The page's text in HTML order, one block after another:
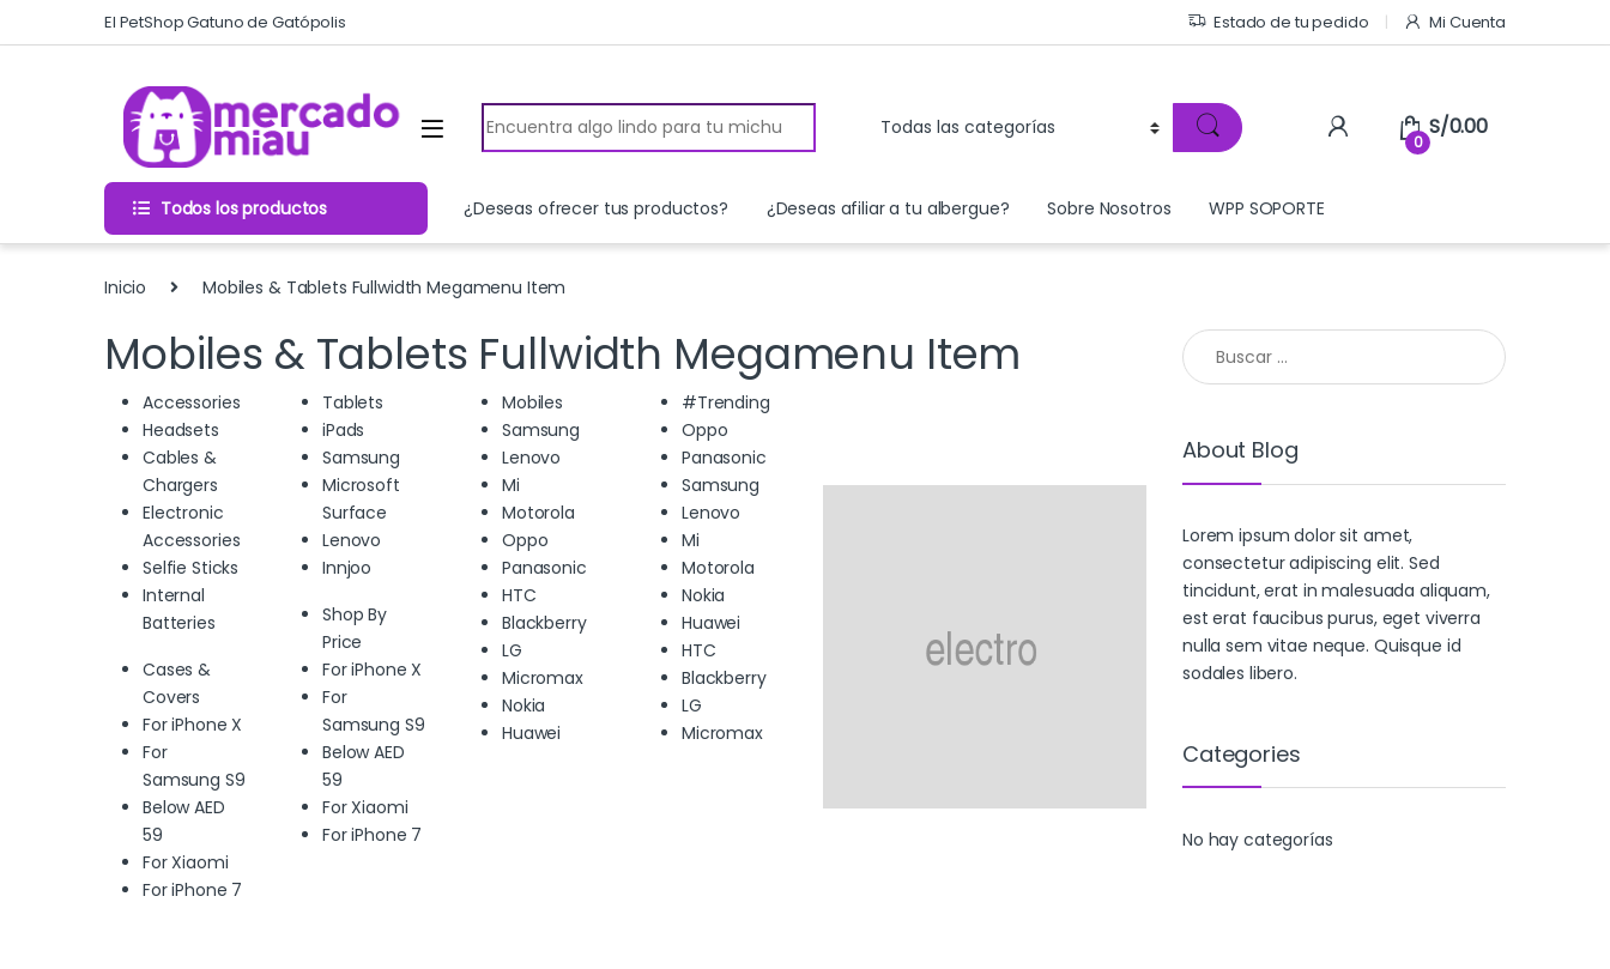
Skip to navigation
Skip to contentEl PetShop Gatuno de Gatópolis Estado de tu pedido Mi Cuenta
Search for:
0
S/0.00
Todos los productos ¿Deseas ofrecer tus productos? ¿Deseas afiliar a tu albergue? Sobre Nosotros WPP SOPORTE
Inicio Mobiles & Tablets Fullwidth Megamenu Item
Mobiles & Tablets Fullwidth Megamenu Item
Accessories
Headsets
Cables &
Chargers
Electronic
Accessories
Selfie Sticks
Internal
Batteries
Cases &
Covers
For iPhone X
For
Samsung S9
Below AED
59
For Xiaomi
For iPhone 7
Tablets
iPads
Samsung
Microsoft
Surface
Lenovo
Innjoo
Shop By
Price
For iPhone X
For
Samsung S9
Below AED
59
For Xiaomi
For iPhone 7
Mobiles
Samsung
Lenovo
Mi
Motorola
Oppo
Panasonic
HTC
Blackberry
LG
Micromax
Nokia
Huawei
#Trending
Oppo
Panasonic
Samsung
Lenovo
Mi
Motorola
Nokia
Huawei
HTC
Blackberry
LG
Micromax
Buscar:
About Blog
Lorem ipsum dolor sit amet,
consectetur adipiscing elit. Sed
tincidunt, erat in malesuada aliquam,
est erat faucibus purus, eget viverra
nulla sem vitae neque. Quisque id
sodales libero.
Categories
No hay categorías